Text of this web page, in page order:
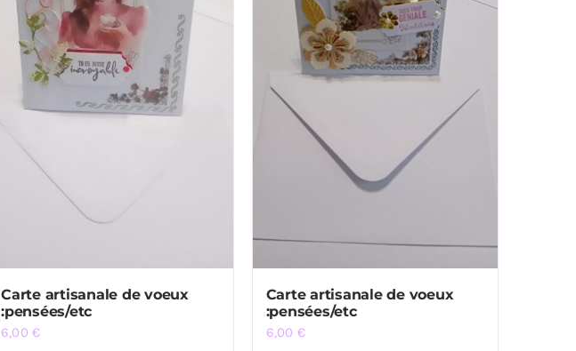
Carte artisanale de voeux
:pensées/etc
6,00€
Carte artisanale de voeux
:pensées/etc
6,00 €